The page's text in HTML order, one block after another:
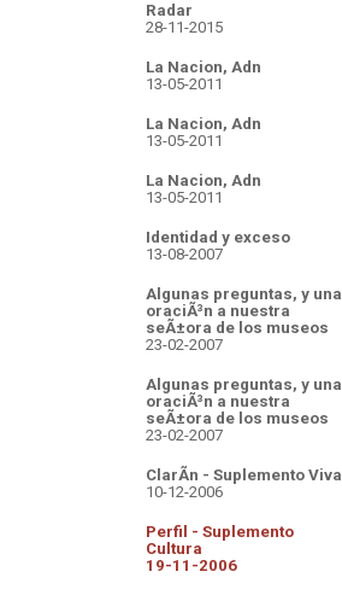
Radar
28-11-2015
La Nacion, Adn
13-05-2011
La Nacion, Adn
13-05-2011
La Nacion, Adn
13-05-2011
Identidad y exceso
13-08-2007
Algunas preguntas, y una
oraciÃ³n a nuestra
seÃ±ora de los museos
23-02-2007
Algunas preguntas, y una
oraciÃ³n a nuestra
seÃ±ora de los museos
23-02-2007
ClarÃ­n - Suplemento Viva
10-12-2006
Perfil - Suplemento
Cultura
19-11-2006